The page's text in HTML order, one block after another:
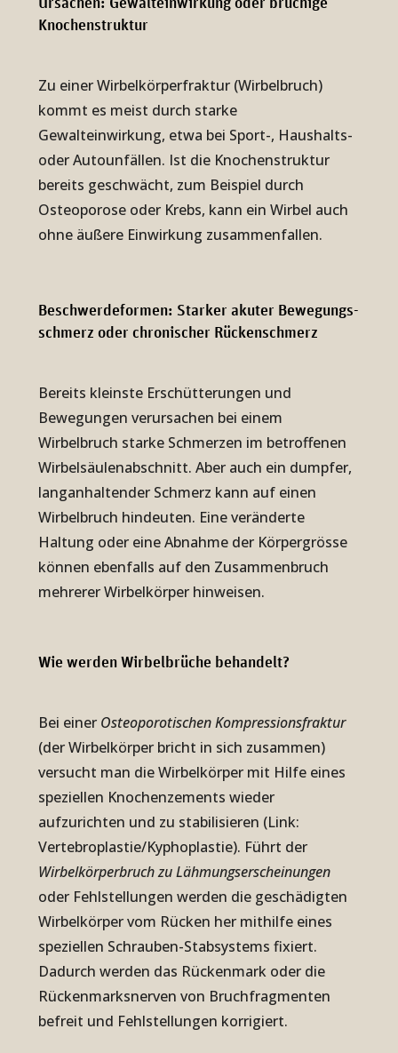
Ursachen: Ge­walt­ein­wir­kung oder brü­chi­ge
Kno­chen­struk­tur
Zu einer Wirbelkörperfraktur (Wirbelbruch)
kommt es meist durch starke
Gewalteinwirkung, etwa bei Sport-, Haushalts-
oder Autounfällen. Ist die Knochenstruktur
bereits geschwächt, zum Beispiel durch
Osteoporose oder Krebs, kann ein Wirbel auch
ohne äußere Einwirkung zusammenfallen.
Beschwerde­for­men: Star­ker aku­ter Be­we­gungs­
schmerz oder chro­ni­scher Rücken­schmerz
Bereits kleinste Erschütterungen und
Bewegungen verursachen bei einem
Wirbelbruch starke Schmerzen im betroffenen
Wirbelsäulenabschnitt. Aber auch ein dumpfer,
langanhaltender Schmerz kann auf einen
Wirbelbruch hindeuten. Eine veränderte
Haltung oder eine Abnahme der Körpergrösse
können ebenfalls auf den Zusammenbruch
mehrerer Wirbelkörper hinweisen.
Wie werden Wir­bel­brüche be­han­delt?
Bei einer Osteoporotischen Kompressionsfraktur
(der Wirbelkörper bricht in sich zusammen)
versucht man die Wirbelkörper mit Hilfe eines
speziellen Knochenzements wieder
aufzurichten und zu stabilisieren (Link:
Vertebroplastie/Kyphoplastie). Führt der
Wirbelkörperbruch zu Lähmungserscheinungen
oder Fehlstellungen werden die geschädigten
Wirbelkörper vom Rücken her mithilfe eines
speziellen Schrauben-Stabsystems fixiert.
Dadurch werden das Rückenmark oder die
Rückenmarksnerven von Bruchfragmenten
befreit und Fehlstellungen korrigiert.